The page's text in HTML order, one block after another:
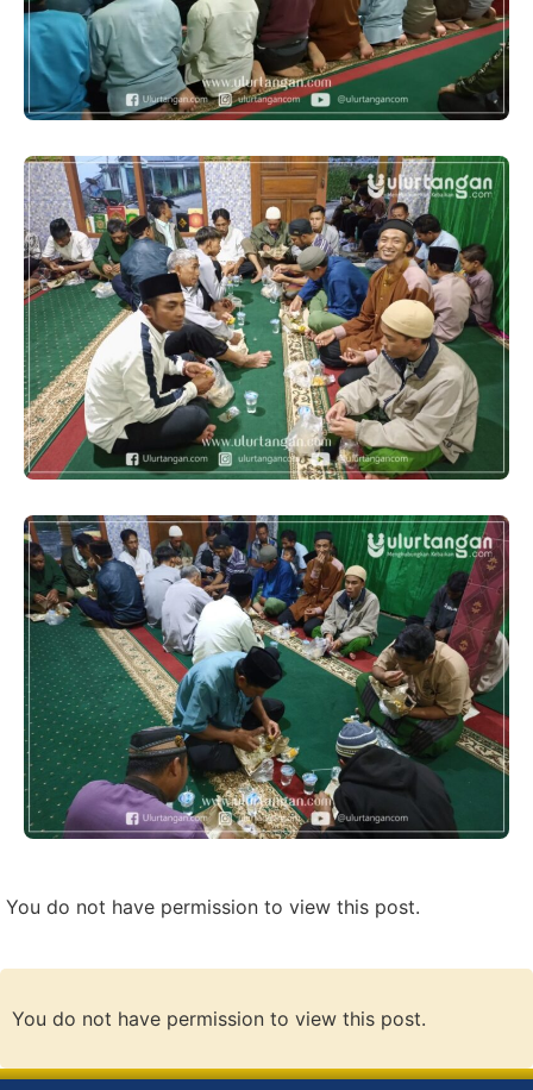
You do not have permission to view this post.
You do not have permission to view this post.